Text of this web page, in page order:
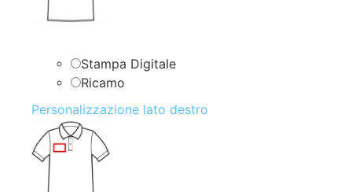
Stampa Digitale
Ricamo
Personalizzazione lato destro